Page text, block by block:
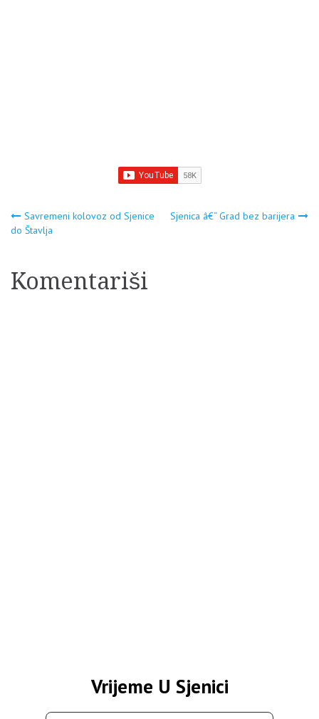
Navigacija
Savremeni kolovoz od Sjenice
do Štavlja
Sjenica â€“ Grad bez barijera
Komentariši
Vrijeme U Sjenici